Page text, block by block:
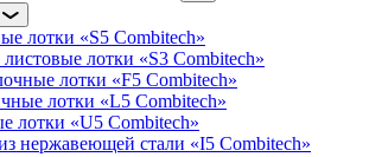
лотки «S5 Combitech»
лотки «S3 Combitech»
лотки «F5 Combitech»
лотки «L5 Combitech»
лотки «U5 Combitech»
нержавеющей стали «I5 Combitech»